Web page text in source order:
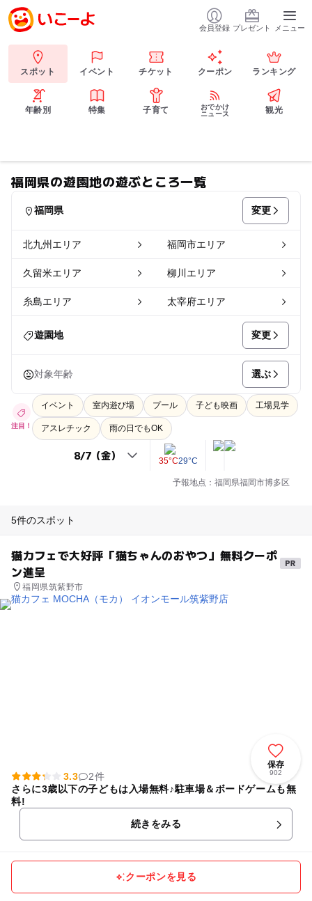
会員登録 プレゼント メニュー
スポット イベント チケット クーポン ランキング
年齢別 特集 子育て
おでかけ
ニュース
観光
福岡県の遊園地の遊ぶところ一覧
福岡県 変更
北九州エリア 福岡市エリア
久留米エリア 柳川エリア
糸島エリア 太宰府エリア
遊園地 変更
対象年齢 選ぶ
注目！
イベント 室内遊び場 プール 子ども映画 工場見学
アスレチック 雨の日でもOK
35°C29°C
予報地点：福岡県福岡市博多区
5件のスポット
猫カフェで大好評「猫ちゃんのおやつ」無料クーポ
ン進呈
福岡県筑紫野市
保存
902
3.3
2件
さらに3歳以下の子どもは入場無料♪駐車場＆ボードゲームも無
料!
続きをみる
クーポンを見る